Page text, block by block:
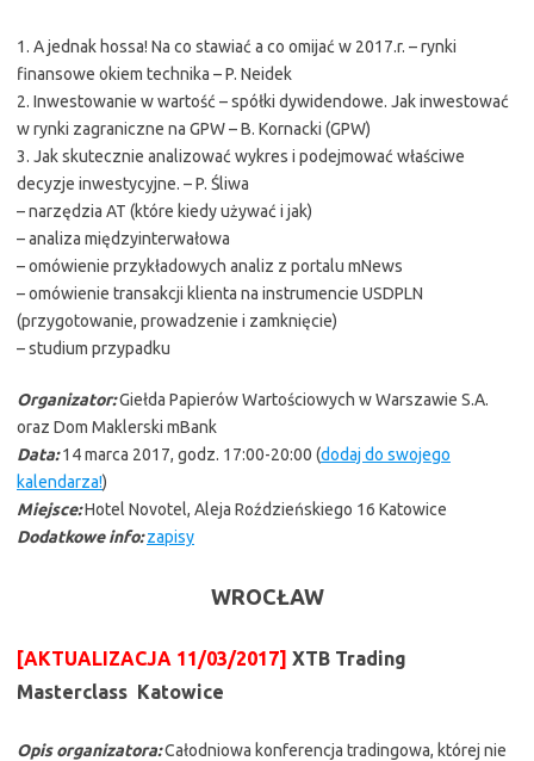
1. A jednak hossa! Na co stawiać a co omijać w 2017.r. – rynki
finansowe okiem technika – P. Neidek
2. Inwestowanie w wartość – spółki dywidendowe. Jak inwestować
w rynki zagraniczne na GPW – B. Kornacki (GPW)
3. Jak skutecznie analizować wykres i podejmować właściwe
decyzje inwestycyjne. – P. Śliwa
– narzędzia AT (które kiedy używać i jak)
– analiza międzyinterwałowa
– omówienie przykładowych analiz z portalu mNews
– omówienie transakcji klienta na instrumencie USDPLN
(przygotowanie, prowadzenie i zamknięcie)
– studium przypadku
Organizator:Giełda Papierów Wartościowych w Warszawie S.A.
oraz Dom Maklerski mBank
Data:14 marca 2017, godz. 17:00-20:00 (dodaj do swojego
kalendarza!)
Miejsce:Hotel Novotel, Aleja Roździeńskiego 16 Katowice
Dodatkowe info:zapisy
WROCŁAW
[AKTUALIZACJA 11/03/2017] XTB Trading
Masterclass Katowice
Opis organizatora:Całodniowa konferencja tradingowa, której nie